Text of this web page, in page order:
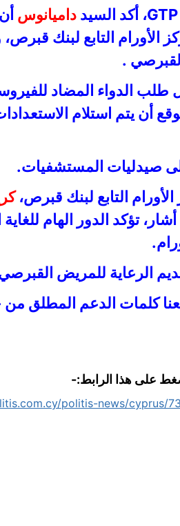
داميانوس
التابع لبنك قبرص،
.
طلب الدواء المضاد
أن يتم استلام
صيدليات المستشفيات.
التابع لبنك قبرص،
تؤكد الدور الهام للغاية
الرعاية للمريض
كلمات الدعم المطلق من
على هذا الرابط:-
politis-news/cyprus/